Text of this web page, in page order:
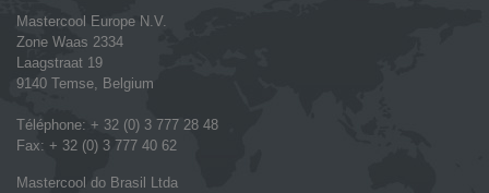
Mastercool Europe N.V.
Zone Waas 2334
Laagstraat 19
9140 Temse, Belgium
Téléphone: + 32 (0) 3 777 28 48
Fax: + 32 (0) 3 777 40 62
Mastercool do Brasil Ltda